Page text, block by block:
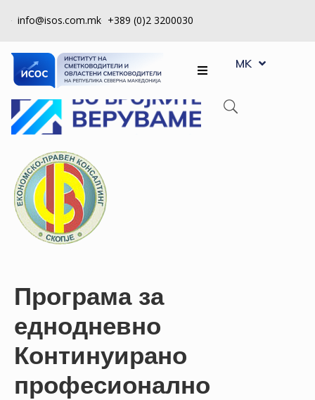
info@isos.com.mk +389 (0)2 3200030
ЗА
НАС
РЕГИСТРИ
КОНТРОЛА
НА
КВАЛИТЕТ
КАКО
ЧЛЕН
НАСТАНИ
КОНТАКТ
НАЈАВА
MK
SQ
Програма за
еднодневно
Континуирано
професионално